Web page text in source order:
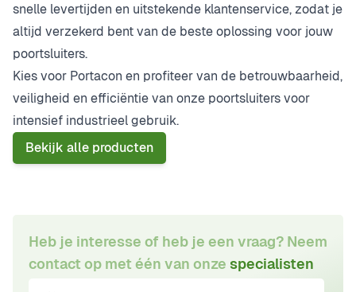
snelle levertijden en uitstekende klantenservice, zodat je
altijd verzekerd bent van de beste oplossing voor jouw
poortsluiters.
Kies voor Portacon en profiteer van de betrouwbaarheid,
veiligheid en efficiëntie van onze poortsluiters voor
intensief industrieel gebruik.
Bekijk alle producten
Heb je interesse of heb je een vraag? Neem
contact op met één van onze specialisten